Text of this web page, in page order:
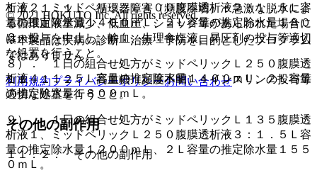
１１．１．１． 循環器障害（頻度不明）：急激な脱水によ
る循環血液量減少、低血圧、ショック等があらわれた場合に
は、投与を中止し、輸血、生理食塩液、昇圧剤の投与等適切
な処置を行うこと。
１１．１．２． 高血糖（頻度不明）：インスリンの投与等
適切な処置を行うこと。
その他の副作用
１１．２． その他の副作用
析液２、ミッドペリックＬ４００腹膜透析液２：１．５Ｌ容
量の推定除水量１４００ｍＬ、２Ｌ容量の推定除水量１８０
０ｍＬ。
８）． １日の組合せ処方がミッドペリックＬ２５０腹膜透
析液４：１．５Ｌ容量の推定除水量１４００ｍＬ、２Ｌ容量
の推定除水量１８００ｍＬ。
９）． １日の組合せ処方がミッドペリックＬ１３５腹膜透
析液１、ミッドペリックＬ２５０腹膜透析液３：１．５Ｌ容
量の推定除水量１２００ｍＬ、２Ｌ容量の推定除水量１５５
０ｍＬ。
© 2021 HOKUTO Inc. All rights reserved.
※本製品は疾病の診断・治療・予防を目的としたプログラム
ではありません。
利用規約プライバシーポリシーお問い合わせ